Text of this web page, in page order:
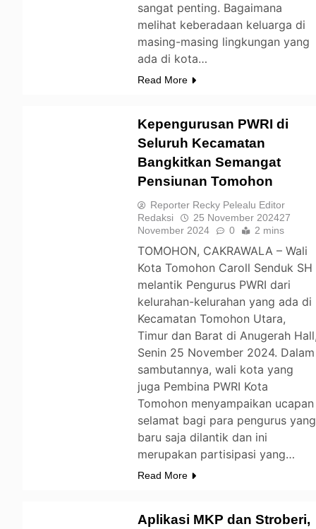
sangat penting. Bagaimana
melihat keberadaan keluarga di
masing-masing lingkungan yang
ada di kota…
Read More
Kepengurusan PWRI di
Seluruh Kecamatan
Bangkitkan Semangat
Pensiunan Tomohon
Reporter Recky Pelealu Editor
Redaksi
25 November 202427
November 2024
0 2 mins
TOMOHON, CAKRAWALA – Wali
Kota Tomohon Caroll Senduk SH
melantik Pengurus PWRI dari
kelurahan-kelurahan yang ada di
Kecamatan Tomohon Utara,
Timur dan Barat di Anugerah
Senin 25 November 2024. Dalam
sambutannya, wali kota yang
juga Pembina PWRI Kota
Tomohon menyampaikan ucapan
selamat bagi para pengurus yang
baru saja dilantik dan ini
merupakan partisipasi yang…
Read More
Aplikasi MKP dan Stroberi,